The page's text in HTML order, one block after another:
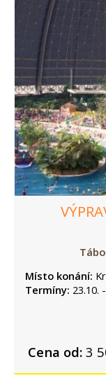
Místo konání:
Termíny: 23.10.
Cena od:3